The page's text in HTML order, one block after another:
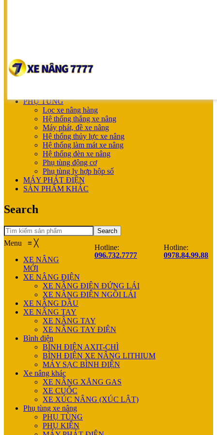
XE NÂNG TAY
XE NÂNG TAY
PHỤ TÙNG
Lọc xe nâng hàng
Hệ thống thắng xe nâng
Máy phát, đề xe nâng
Hệ thống thủy lực xe nâng
Hệ thống làm mát xe nâng
Hệ thống đèn xe nâng
Phụ tùng động cơ
Phụ tùng ly hợp hộp số
MÁY PHÁT ĐIỆN
SẢN PHẨM KHÁC
Search
Search
Hotline:
096.732.7777
Hotline:
0978.84.99.88
Menu ≡ ╳
XE NÂNG
MỚI
XE NÂNG ĐIỆN
XE NÂNG ĐIỆN ĐỨNG LÁI
XE NÂNG ĐIỆN NGỒI LÁI
XE NÂNG DẦU
XE NÂNG TAY
XE NÂNG TAY
XE NÂNG TAY ĐIỆN
Bình điện
BÌNH ĐIỆN AXIT-CHÌ
BÌNH ĐIỆN XE NÂNG LITHIUM
MÁY SẠC BÌNH ĐIỆN
Xe nâng khác
XE NÂNG XĂNG GAS
XE CUỐC
XE XÚC NÂNG (XÚC LẬT)
Phụ tùng xe nâng
PHỤ TÙNG
PHỤ KIỆN